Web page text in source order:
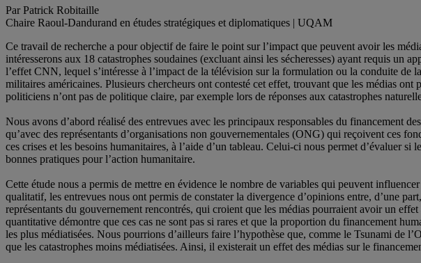
Par Patrick Robitaille
Chaire Raoul-Dandurand en études stratégiques et diplomatiques | UQAM
Ce travail de recherche a pour objectif de faire le point sur l’impact que peuvent avoir les
intéresserons aux 18 catastrophes soudaines (excluant ainsi les sécheresses) ayant requis un
l’effet CNN, lequel s’intéresse à l’impact de la télévision sur la formulation ou la conduite
militaires américaines. Plusieurs chercheurs ont contesté cet effet, trouvant que les médias
politiciens n’ont pas de politique claire, par exemple lors de réponses aux catastrophes
Nous avons d’abord réalisé des entrevues avec les principaux responsables du financement
qu’avec des représentants d’organisations non gouvernementales (ONG) qui reçoivent ces
ces crises et les besoins humanitaires, à l’aide d’un tableau. Celui-ci nous permet d’évaluer
bonnes pratiques pour l’action humanitaire.
Cette étude nous a permis de mettre en évidence le nombre de variables qui peuvent
qualitatif, les entrevues nous ont permis de constater la divergence d’opinions entre, d’une
représentants du gouvernement rencontrés, qui croient que les médias pourraient avoir un
quantitative démontre que ces cas ne sont pas si rares et que la proportion du financement
les plus médiatisées. Nous pourrions d’ailleurs faire l’hypothèse que, comme le Tsunami de
que les catastrophes moins médiatisées. Ainsi, il existerait un effet des médias sur le